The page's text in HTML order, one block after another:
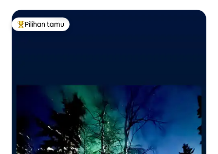
Pilihan tamu terpopuler
Pilihan tamu